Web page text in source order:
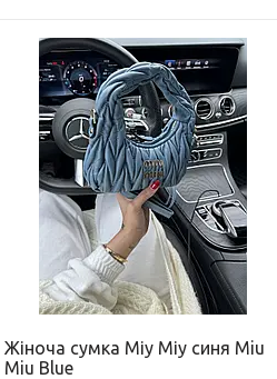
Жіноча сумка Міу Міу синя Miu
Miu Blue